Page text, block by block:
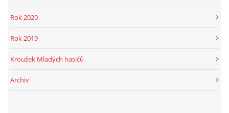
© 2026 eStránky.cz
Rok 2020
Rok 2019
Kroužek Mladých hasičů
Archiv